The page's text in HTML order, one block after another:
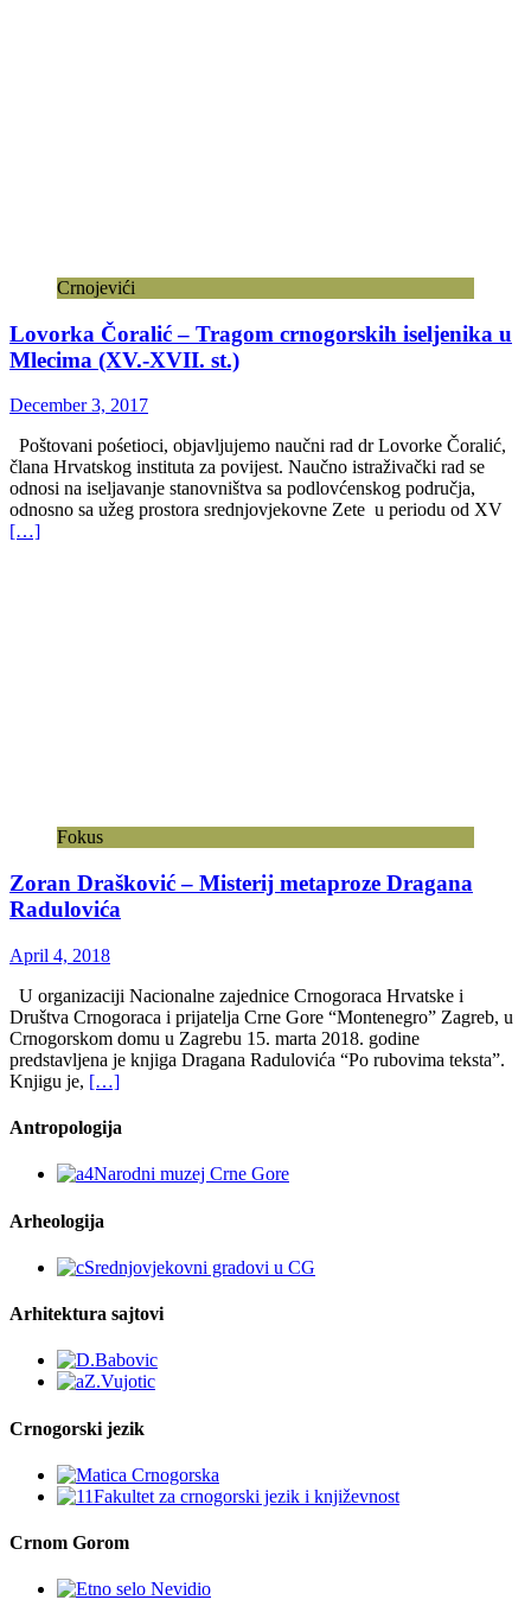
Crnojevići
Lovorka Čoralić – Tragom crnogorskih iseljenika u
Mlecima (XV.-XVII. st.)
December 3, 2017
Poštovani pośetioci, objavljujemo naučni rad dr Lovorke Čoralić,
člana Hrvatskog instituta za povijest. Naučno istraživački rad se
odnosi na iseljavanje stanovništva sa podlovćenskog područja,
odnosno sa užeg prostora srednjovjekovne Zete u periodu od XV
[…]
Fokus
Zoran Drašković – Misterij metaproze Dragana
Radulovića
April 4, 2018
U organizaciji Nacionalne zajednice Crnogoraca Hrvatske i
Društva Crnogoraca i prijatelja Crne Gore “Montenegro” Zagreb, u
Crnogorskom domu u Zagrebu 15. marta 2018. godine
predstavljena je knjiga Dragana Radulovića “Po rubovima teksta”.
Knjigu je, […]
Antropologija
Arheologija
Arhitektura sajtovi
Crnogorski jezik
Crnom Gorom